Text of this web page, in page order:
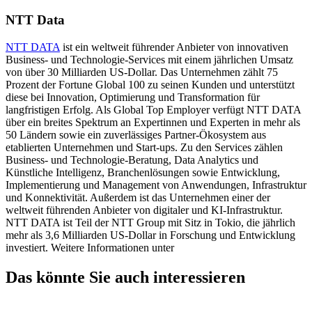
NTT Data
NTT DATA ist ein weltweit führender Anbieter von innovativen
Business- und Technologie-Services mit einem jährlichen Umsatz
von über 30 Milliarden US-Dollar. Das Unternehmen zählt 75
Prozent der Fortune Global 100 zu seinen Kunden und unterstützt
diese bei Innovation, Optimierung und Transformation für
langfristigen Erfolg. Als Global Top Employer verfügt NTT DATA
über ein breites Spektrum an Expertinnen und Experten in mehr als
50 Ländern sowie ein zuverlässiges Partner-Ökosystem aus
etablierten Unternehmen und Start-ups. Zu den Services zählen
Business- und Technologie-Beratung, Data Analytics und
Künstliche Intelligenz, Branchenlösungen sowie Entwicklung,
Implementierung und Management von Anwendungen, Infrastruktur
und Konnektivität. Außerdem ist das Unternehmen einer der
weltweit führenden Anbieter von digitaler und KI-Infrastruktur.
NTT DATA ist Teil der NTT Group mit Sitz in Tokio, die jährlich
mehr als 3,6 Milliarden US-Dollar in Forschung und Entwicklung
investiert. Weitere Informationen unter ​
Das könnte Sie auch interessieren